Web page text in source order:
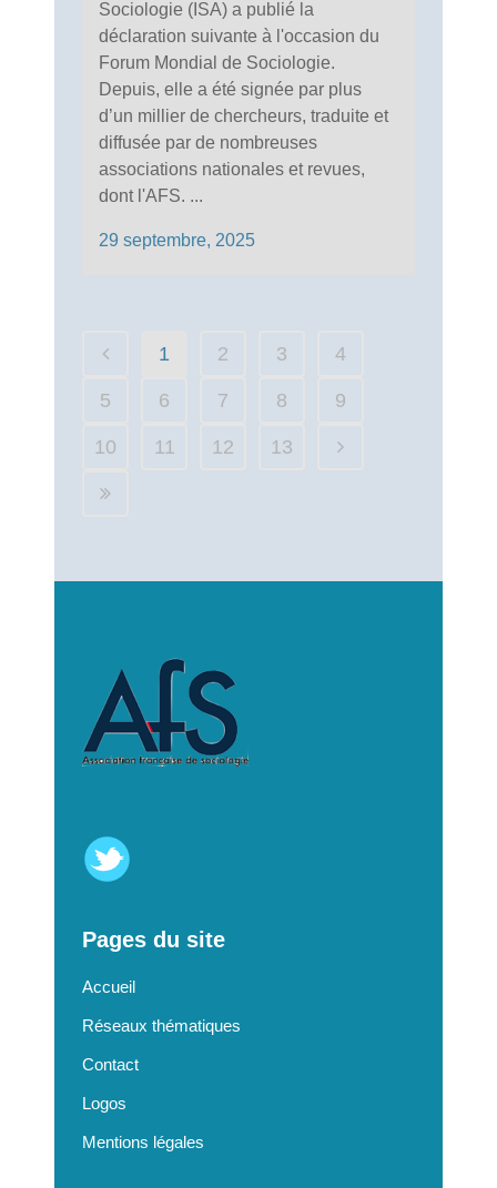
Sociologie (ISA) a publié la
déclaration suivante à l'occasion du
Forum Mondial de Sociologie.
Depuis, elle a été signée par plus
d’un millier de chercheurs, traduite et
diffusée par de nombreuses
associations nationales et revues,
dont l'AFS. ...
29 septembre, 2025
1 2 3 4
5 6 7 8 9
10 11 12 13
Pages du site
Accueil
Réseaux thématiques
Contact
Logos
Mentions légales